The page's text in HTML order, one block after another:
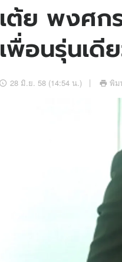
ข่าวบันเทิง
ข่าวกีฬา
ข่าวเศรษฐกิจ
อัปเดตจีน
บริษัท อิมเมจ ฟิวเจอ
เต้ย พงศกร
เพื่อนรุ่นเดี
28 มิ.ย. 58 (14:54 น.) พิม